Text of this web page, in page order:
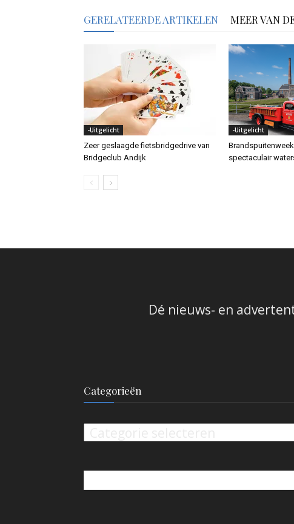
GERELATEERDE ARTIKELEN MEER VAN
-Uitgelicht
Zeer geslaagde fietsbridgedrive van
Bridgeclub Andijk
-Uitgelicht
spectaculair
Dé nieuws- en
Categorieën
Categorieën